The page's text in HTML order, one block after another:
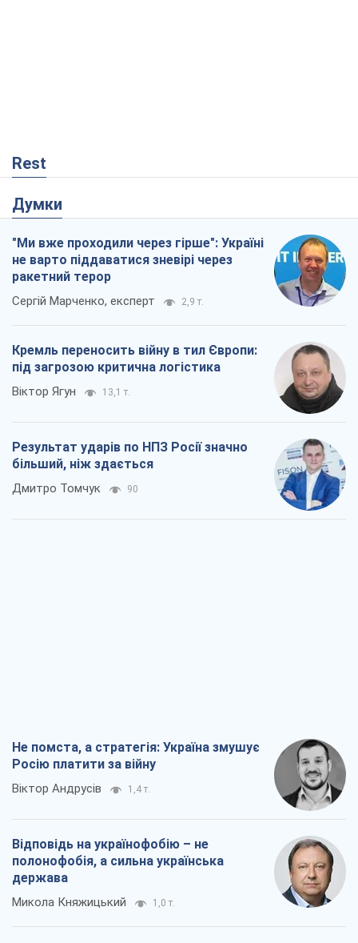
Rest
Думки
"Ми вже проходили через гірше": Україні
не варто піддаватися зневірі через
ракетний терор
Сергій Марченко, експерт 2,9 т.
Кремль переносить війну в тил Європи:
під загрозою критична логістика
Віктор Ягун 13,1 т.
Результат ударів по НПЗ Росії значно
більший, ніж здається
Дмитро Томчук 90
Не помста, а стратегія: Україна змушує
Росію платити за війну
Віктор Андрусів 1,4 т.
Відповідь на українофобію – не
полонофобія, а сильна українська
держава
Микола Княжицький 1,0 т.